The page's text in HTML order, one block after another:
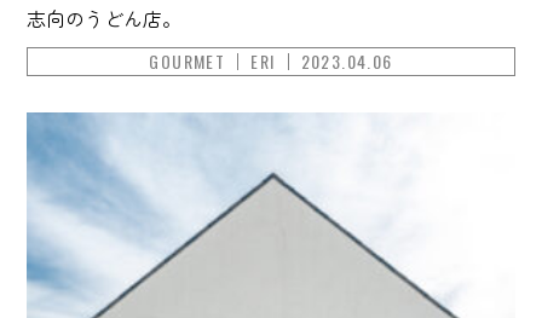
志向のうどん店。
GOURMET ERI 2023.04.06